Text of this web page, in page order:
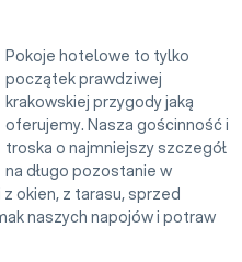
Pokoje hotelowe to tylko
początek prawdziwej
krakowskiej przygody jaką
oferujemy. Nasza gościnność i
troska o najmniejszy szczegół
na długo pozostanie w
okien, z tarasu, sprzed
naszych napojów i potraw